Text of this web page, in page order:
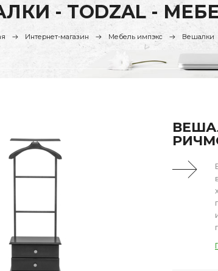
- TODZAL -
Интернет-магазин Мебель импэкс Вешалки